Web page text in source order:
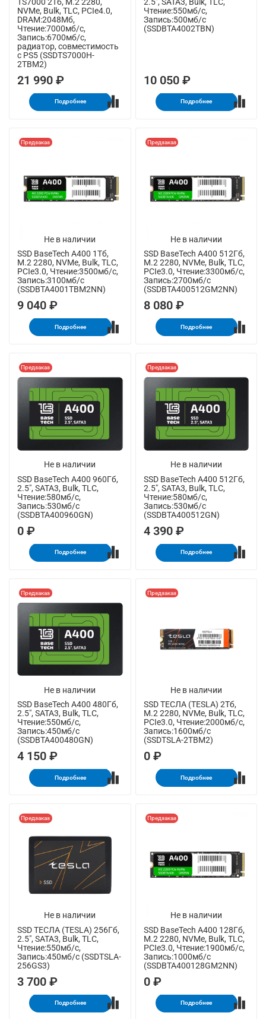
NVMe, Bulk, TLC, PCIe4.0,
DRAM:2048Мб,
Чтение:7000мб/с,
Запись:6700мб/с,
радиатор, совместимость
с PS5 (SSDTS7000H-
2TBM2)
21 990 ₽
Подробнее
Чтение:550мб/с,
Запись:500мб/с
(SSDBTA4002TBN)
10 050 ₽
Подробнее
Не в наличии
Предзаказ
SSD BaseTech A400 1Тб,
M.2 2280, NVMe, Bulk, TLC,
PCIe3.0, Чтение:3500мб/с,
Запись:3100мб/с
(SSDBTA4001TBM2NN)
9 040 ₽
Подробнее
Не в наличии
Предзаказ
SSD BaseTech A400 512Гб,
M.2 2280, NVMe, Bulk, TLC,
PCIe3.0, Чтение:3300мб/с,
Запись:2700мб/с
(SSDBTA400512GM2NN)
8 080 ₽
Подробнее
Не в наличии
Предзаказ
SSD BaseTech A400 960Гб,
2.5", SATA3, Bulk, TLC,
Чтение:580мб/с,
Запись:530мб/с
(SSDBTA400960GN)
0 ₽
Подробнее
Не в наличии
Предзаказ
SSD BaseTech A400 512Гб,
2.5", SATA3, Bulk, TLC,
Чтение:580мб/с,
Запись:530мб/с
(SSDBTA400512GN)
4 390 ₽
Подробнее
Не в наличии
Предзаказ
SSD BaseTech A400 480Гб,
2.5", SATA3, Bulk, TLC,
Чтение:550мб/с,
Запись:450мб/с
(SSDBTA400480GN)
4 150 ₽
Подробнее
Не в наличии
Предзаказ
SSD ТЕСЛА (TESLA) 2Тб,
M.2 2280, NVMe, Bulk, TLC,
PCIe3.0, Чтение:2000мб/с,
Запись:1600мб/с
(SSDTSLA-2TBM2)
0 ₽
Подробнее
Не в наличии
Предзаказ
SSD ТЕСЛА (TESLA) 256Гб,
2.5", SATA3, Bulk, TLC,
Чтение:550мб/с,
Запись:450мб/с (SSDTSLA-
256GS3)
3 700 ₽
Подробнее
Не в наличии
Предзаказ
SSD BaseTech A400 128Гб,
M.2 2280, NVMe, Bulk, TLC,
PCIe3.0, Чтение:1900мб/с,
Запись:1000мб/с
(SSDBTA400128GM2NN)
0 ₽
Подробнее